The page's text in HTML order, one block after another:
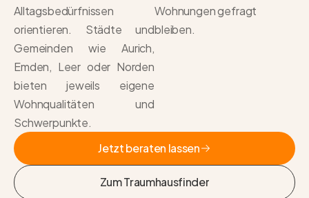
Alltagsbedürfnissen
orientieren. Städte und
Gemeinden wie Aurich,
Emden, Leer oder Norden
bieten jeweils eigene
Wohnqualitäten und
Schwerpunkte.
Wohnungen gefragt
bleiben.
Jetzt beraten lassen
Zum Traumhausfinder